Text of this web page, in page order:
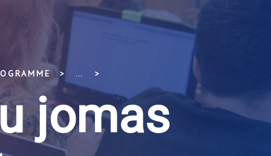
... KRIMINĀLTIESISKO ZINĀTŅU
jomas